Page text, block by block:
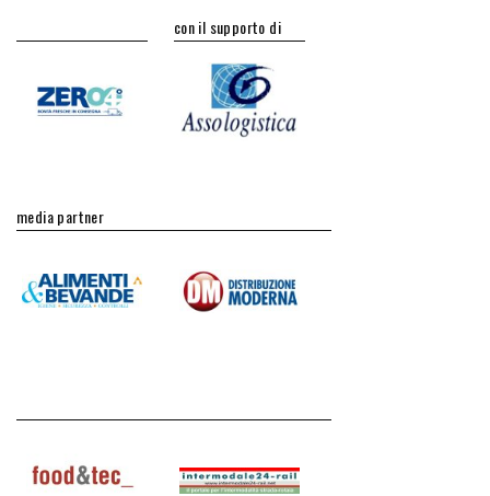
con il supporto di
media partner